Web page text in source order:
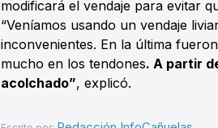
modificará el vendaje para evitar
“Veníamos usando un vendaje
inconvenientes. En la última
mucho en los tendones. A partir
acolchado”, explicó.